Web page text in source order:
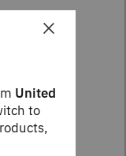
×
United
to